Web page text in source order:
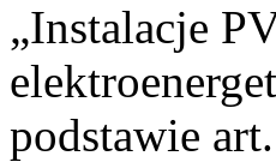
„Instalacje
podstawie